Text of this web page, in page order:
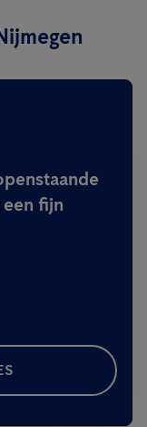
fijn